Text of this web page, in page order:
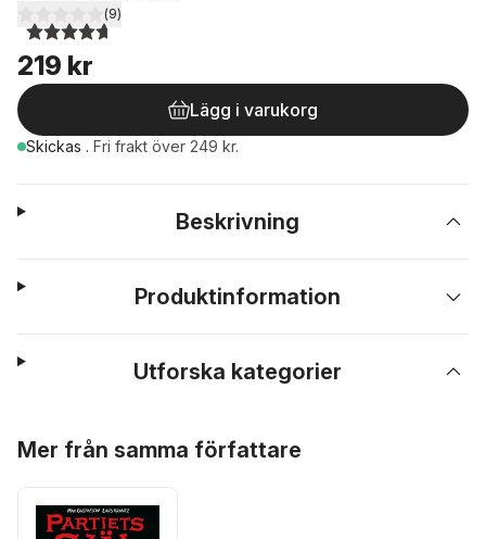
4,7utav 5 stjärnor. Totalt antal röster:
(9)
219 kr
Lägg i varukorg
Skickas . Fri frakt över 249 kr.
Beskrivning
Produktinformation
Utforska kategorier
Mer från samma författare